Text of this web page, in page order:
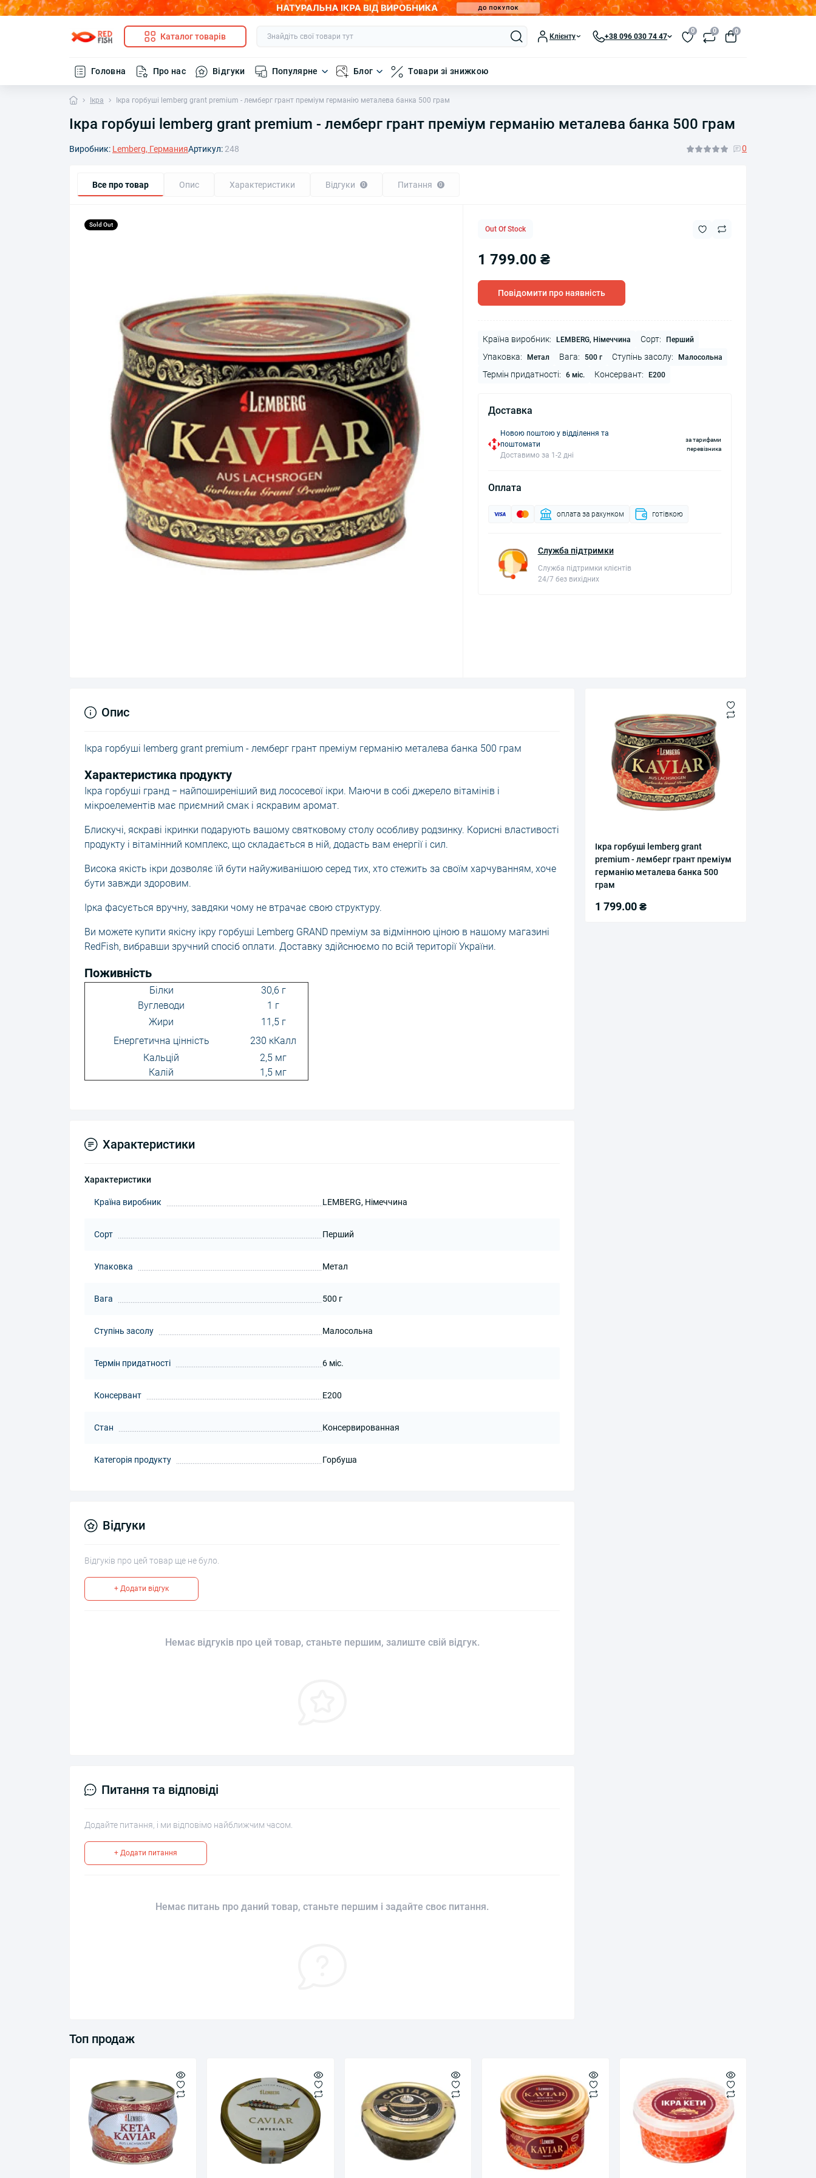
Каталог товарів Клієнту +38 096 030 74 47
0 0 0
Головна Про нас Відгуки Популярне Блог Товари зі знижкою
Ікра Ікра горбуші lemberg grant premium - лемберг грант преміум германію металева банка 500 грам
Ікра горбуші lemberg grant premium - лемберг грант преміум германію металева банка 500 грам
Виробник: Lemberg, ГерманияАртикул: 248 0
Все про товар Опис Характеристики Відгуки 0 Питання 0
Sold Out
Out Of Stock
1 799.00 ₴
Повідомити про наявність
Країна виробник: LEMBERG, Німеччина Сорт: Перший
Упаковка: Метал Вага: 500 г Ступінь засолу: Малосольна
Термін придатності: 6 міс. Консервант: Е200
Доставка
Новою поштою у відділення та
поштомати
Доставимо за 1-2 дні
за тарифами
перевізника
Оплата
оплата за рахунком готівкою
Служба підтримки
Служба підтримки клієнтів
24/7 без вихідних
Ікра горбуші lemberg grant
premium - лемберг грант преміум
германію металева банка 500
грам
1 799.00 ₴
Опис
Ікра горбуші lemberg grant premium - лемберг грант преміум германію металева банка 500 грам
Характеристика продукту
Ікра горбуші гранд − найпоширеніший вид лососевої ікри. Маючи в собі джерело вітамінів і
мікроелементів має приємний смак і яскравим аромат.
Блискучі, яскраві ікринки подарують вашому святковому столу особливу родзинку. Корисні властивості
продукту і вітамінний комплекс, що складається в ній, додасть вам енергії і сил.
Висока якість ікри дозволяє їй бути найуживанішою серед тих, хто стежить за своїм харчуванням, хоче
бути завжди здоровим.
Ірка фасується вручну, завдяки чому не втрачає свою структуру.
Ви можете купити якісну ікру горбуші Lemberg GRAND преміум за відмінною ціною в нашому магазині
RedFish, вибравши зручний спосіб оплати. Доставку здійснюємо по всій території України.
Поживність
Білки
30,6 г
Вуглеводи
1 г
Жири
11,5 г
Енергетична цінність
230 кКалл
Кальцій
2,5 мг
Калій
1,5 мг
Характеристики
Характеристики
Країна виробник LEMBERG, Німеччина
Сорт Перший
Упаковка Метал
Вага 500 г
Ступінь засолу Малосольна
Термін придатності 6 міс.
Консервант Е200
Стан Консервированная
Категорія продукту Горбуша
Відгуки
Відгуків про цей товар ще не було.
+ Додати відгук
Немає відгуків про цей товар, станьте першим, залиште свій відгук.
Питання та відповіді
Додайте питання, і ми відповімо найближчим часом.
+ Додати питання
Немає питань про даний товар, станьте першим і задайте своє питання.
Топ продаж